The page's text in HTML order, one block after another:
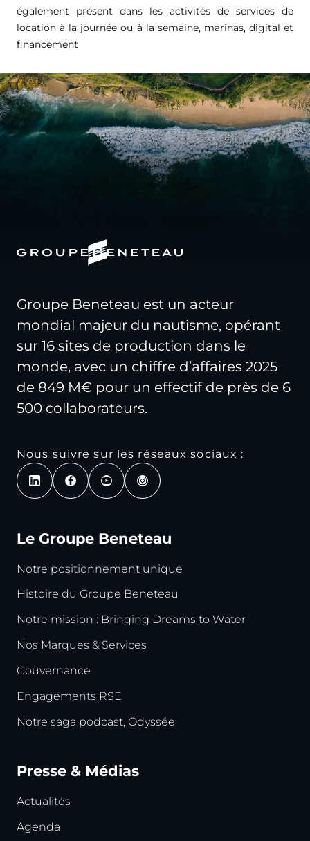
également présent dans les activités de services de
location à la journée ou à la semaine, marinas, digital et
financement
Groupe Beneteau est un acteur
mondial majeur du nautisme, opérant
sur 16 sites de production dans le
monde, avec un chiffre d’affaires 2025
de 849 M€ pour un effectif de près de 6
500 collaborateurs.
Nous suivre sur les réseaux sociaux :
Le Groupe Beneteau
Notre positionnement unique
Histoire du Groupe Beneteau
Notre mission : Bringing Dreams to Water
Nos Marques & Services
Gouvernance
Engagements RSE
Notre saga podcast, Odyssée
Presse & Médias
Actualités
Agenda